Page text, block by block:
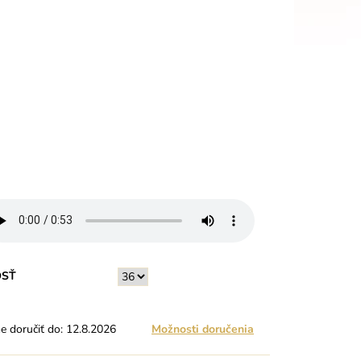
doručiť do: 12.8.2026 Možnosti doručenia